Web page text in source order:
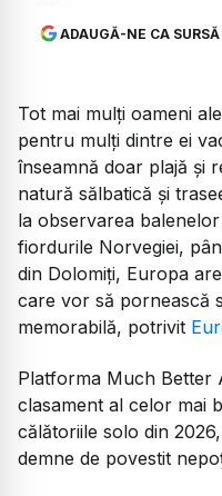
ADAUGĂ-NE CA
Tot mai mulți oameni
pentru mulți dintre ei
înseamnă doar plajă și
natură sălbatică și
la observarea
fiordurile Norvegiei,
din Dolomiți, Europa
care vor să pornească
memorabilă, potrivit
Platforma Much Better
clasament al celor mai
călătoriile solo din
demne de povestit